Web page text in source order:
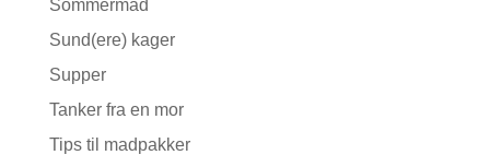
Sommermad
Sund(ere) kager
Supper
Tanker fra en mor
Tips til madpakker